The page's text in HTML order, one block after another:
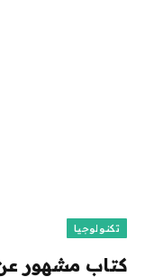
تكنولوجيا
كتاب مشهور عن